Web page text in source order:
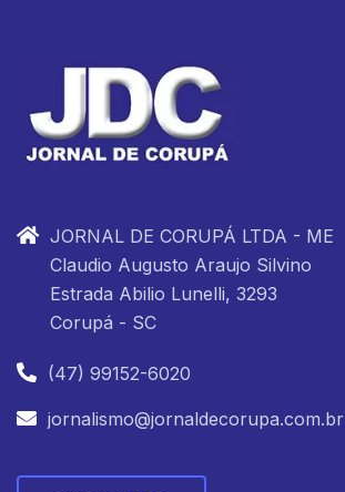
JORNAL DE CORUPÁ LTDA - ME
Claudio Augusto Araujo Silvino
Estrada Abilio Lunelli, 3293
Corupá - SC
(47) 99152-6020
jornalismo@jornaldecorupa.com.br